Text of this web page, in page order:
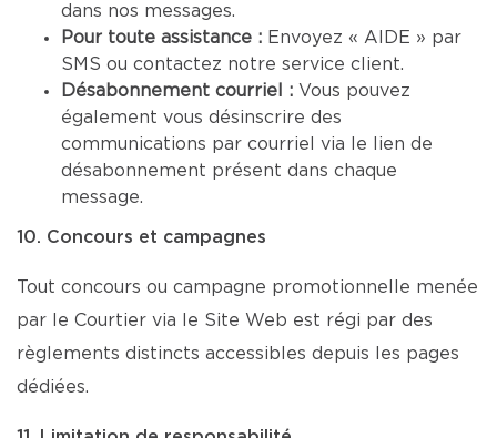
dans nos messages.
Pour toute assistance : Envoyez « AIDE » par
SMS ou contactez notre service client.
Désabonnement courriel : Vous pouvez
également vous désinscrire des
communications par courriel via le lien de
désabonnement présent dans chaque
message.
10. Concours et campagnes
Tout concours ou campagne promotionnelle menée
par le Courtier via le Site Web est régi par des
règlements distincts accessibles depuis les pages
dédiées.